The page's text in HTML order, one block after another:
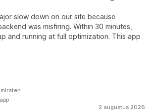
slow down on our site because
was misfiring. Within 30 minutes,
and running at full optimization. This app
2 augustus 2026